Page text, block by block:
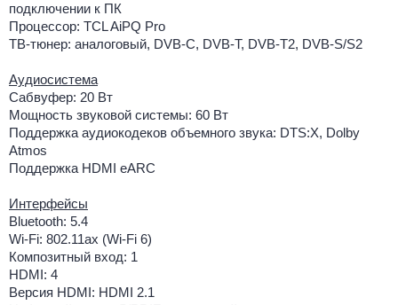
подключении к ПК
Процессор: TCL AiPQ Pro
ТВ-тюнер: аналоговый, DVB-C, DVB-T, DVB-T2, DVB-S/S2
Аудиосистема
Сабвуфер: 20 Вт
Мощность звуковой системы: 60 Вт
Поддержка аудиокодеков объемного звука: DTS:X, Dolby
Atmos
Поддержка HDMI eARC
Интерфейсы
Bluetooth: 5.4
Wi-Fi: 802.11ax (Wi-Fi 6)
Композитный вход: 1
HDMI: 4
Версия HDMI: HDMI 2.1